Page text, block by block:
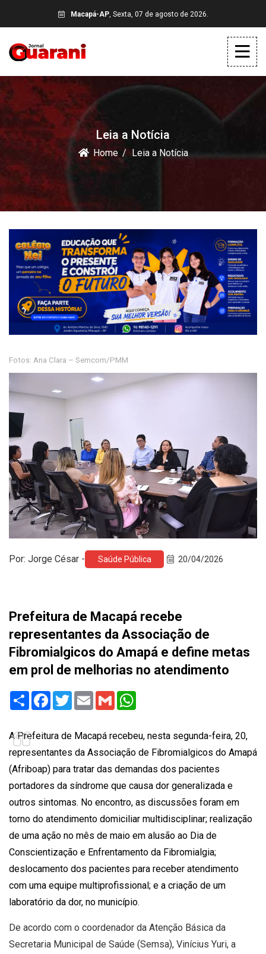
Macapá-AP, Sexta, 07 de agosto de 2026.
Leia a Notícia
Home Leia a Notícia
Fotos: Ana Clara – Semcom/PMM
Por: Jorge César - Saúde Pública 20/04/2026
Prefeitura de Macapá recebe
representantes da Associação de
Fibromialgicos do Amapá e define metas
em prol de melhorias no atendimento
Share Facebook
TwitterEmail Gmail
A Prefeitura de Macapá recebeu, nesta segunda-feira, 20,
representantes da Associação de Fibromialgicos do Amapá
(Afriboap) para tratar das demandas dos pacientes
portadores da síndrome que causa dor generalizada e
outros sintomas. No encontro, as discussões foram em
torno do atendimento domiciliar multidisciplinar; realização
de uma ação no mês de maio em alusão ao Dia de
Conscientização e Enfrentamento da Fibromialgia;
deslocamento dos pacientes para receber atendimento
com uma equipe multiprofissional; e a criação de um
laboratório da dor, no município.
De acordo com o coordenador da Atenção Básica da
Secretaria Municipal de Saúde (Semsa), Vinícius Yuri, a